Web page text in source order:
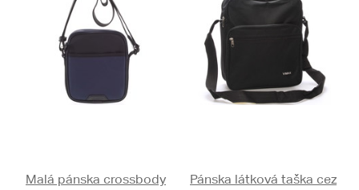
Malá pánska crossbody
Pánska látková taška cez